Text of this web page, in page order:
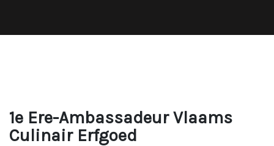
1e Ere-Ambassadeur Vlaams
Culinair Erfgoed